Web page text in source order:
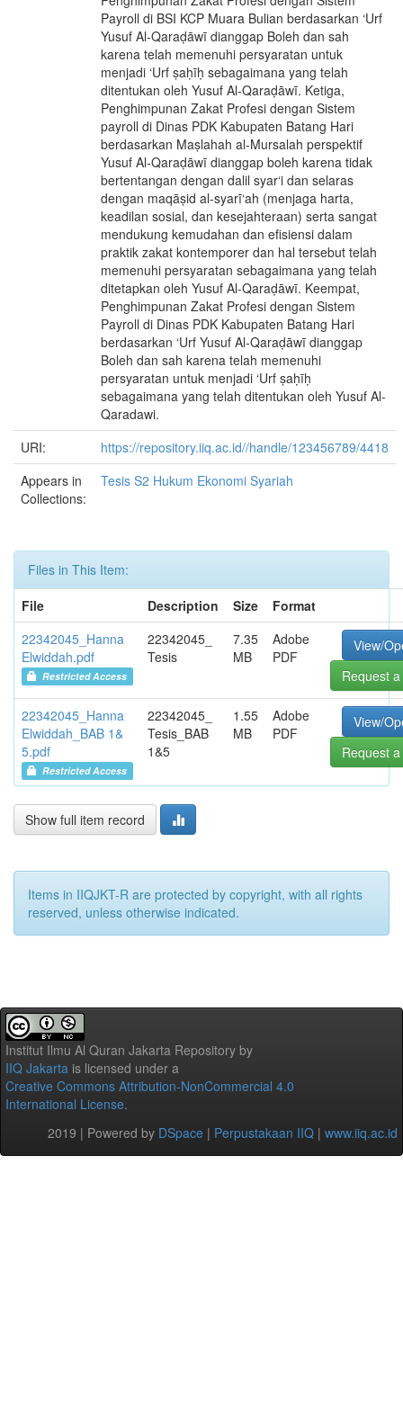
Payroll di BSI KCP Muara Bulian berdasarkan ‘Urf
Yusuf Αl-Qaraḍāwī dianggap Boleh dan sah
karena telah memenuhi persyaratan untuk
menjadi ‘Urf ṣaḥīḥ sebagaimana yang telah
ditentukan oleh Yusuf Αl-Qaraḍāwī. Ketiga,
Penghimpunan Zakat Profesi dengan Sistem
payroll di Dinas PDK Kabupaten Batang Hari
berdasarkan Maṣlahah al-Mursalah perspektif
Yusuf Αl-Qaraḍāwī dianggap boleh karena tidak
bertentangan dengan dalil syar‘i dan selaras
dengan maqāṣid al-syarī‘ah (menjaga harta,
keadilan sosial, dan kesejahteraan) serta sangat
mendukung kemudahan dan efisiensi dalam
praktik zakat kontemporer dan hal tersebut telah
memenuhi persyaratan sebagaimana yang telah
ditetapkan oleh Yusuf Αl-Qaraḍāwī. Keempat,
Penghimpunan Zakat Profesi dengan Sistem
Payroll di Dinas PDK Kabupaten Batang Hari
berdasarkan ‘Urf Yusuf Αl-Qaraḍāwī dianggap
Boleh dan sah karena telah memenuhi
persyaratan untuk menjadi ‘Urf ṣaḥīḥ
sebagaimana yang telah ditentukan oleh Yusuf Αl-
Qaradawi.
URI:
https://repository.iiq.ac.id//handle/123456789/4418
Appears in
Collections:
Tesis S2 Hukum Ekonomi Syariah
Files in This Item:
File
Description Size
Format
22342045_Hanna
Elwiddah.pdf
Restricted Access
22342045_
Tesis
7.35
MB
Adobe
PDF
View/
Request
22342045_Hanna
Elwiddah_BAB 1&
5.pdf
Restricted Access
22342045_
Tesis_BAB
1&5
1.55
MB
Adobe
PDF
View/
Request
Show full item record
Items in IIQJKT-R are protected by copyright, with all rights
reserved, unless otherwise indicated.
Institut Ilmu Al Quran Jakarta Repository by
IIQ Jakarta is licensed under a
Creative Commons Attribution-NonCommercial 4.0
International License.
2019 | Powered by DSpace | Perpustakaan IIQ | www.iiq.ac.id